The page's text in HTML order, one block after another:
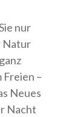
nur
Natur
Freien –
Neues
Nacht